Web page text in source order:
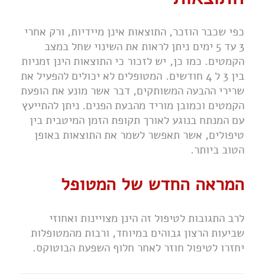
כפי שכבר הוזכר, התוצאות אינן מיידיות, ורק אחרי
3 עד 5 ימים ניתן לראות את השינוי שחל במצב
הקמטים. כמו כן, יש לזכור כי התוצאות הינן זמניות
בין 3 ל 4 חודשים. המטופלים לא יכולים להפעיל את
שרירי ההבעה המשותקים, דבר אשר מונע את הופעת
הקמטים וכמובן מוריד מהבעת הפנים. ניתן להתייעץ
עם המנתח בנוגע לאורך תקופת הזמן המיטבית בין
טיפולים, אשר תאפשר לשמר את התוצאות באופן
הטוב ביותר.
המראה החדש של המטופל
לרב התגובות לטיפול זה הינן מצויינות ואחוזי
שביעות הרצון גבוהים במיוחד, ורבות מהמטופלות
יחזרו לטיפול חוזר לאחר חלוף השפעת הבוטוקס.